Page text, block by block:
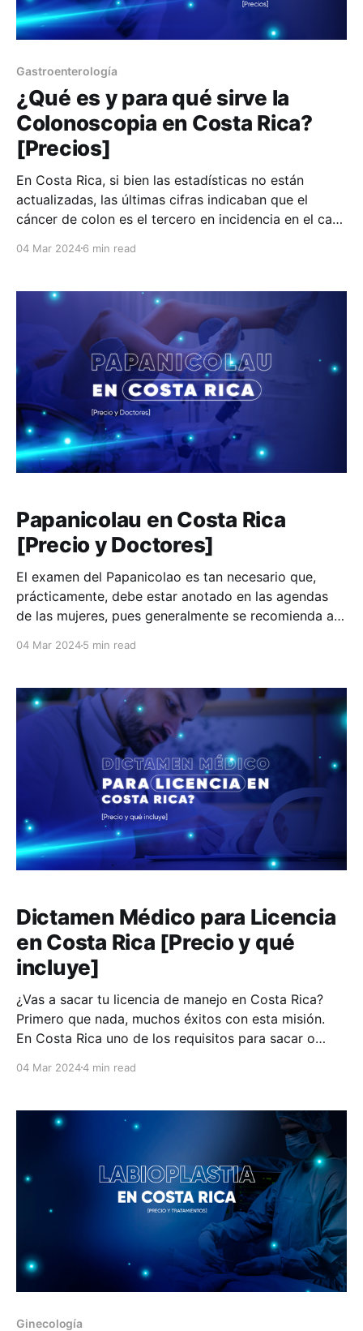
Gastroenterología
¿Qué es y para qué sirve la
Colonoscopia en Costa Rica?
[Precios]
En Costa Rica, si bien las estadísticas no están
actualizadas, las últimas cifras indicaban que el
cáncer de colon es el tercero en incidencia en el caso
con cualquier otra enfermedad, si bien es cierto que
04 Mar 20246 min read
Papanicolau en Costa Rica
[Precio y Doctores]
El examen del Papanicolao es tan necesario que,
prácticamente, debe estar anotado en las agendas
de las mujeres, pues generalmente se recomienda a
04 Mar 20245 min read
Dictamen Médico para Licencia
en Costa Rica [Precio y qué
incluye]
¿Vas a sacar tu licencia de manejo en Costa Rica?
Primero que nada, muchos éxitos con esta misión.
En Costa Rica uno de los requisitos para sacar o
dictamen médico para licencia. Inclusive, también es
04 Mar 20244 min read
Ginecología